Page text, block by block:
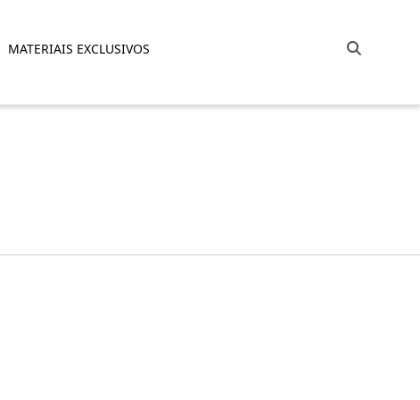
MATERIAIS EXCLUSIVOS Barra de busca